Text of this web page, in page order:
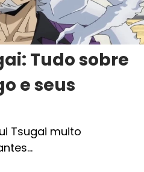
Tudo sobre
e seus
Tsugai muito